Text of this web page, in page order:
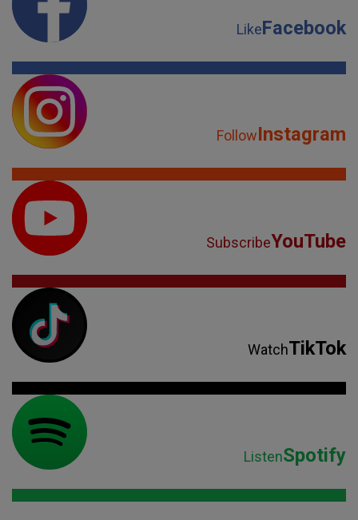
LikeFacebook
FollowInstagram
SubscribeYouTube
WatchTikTok
ListenSpotify